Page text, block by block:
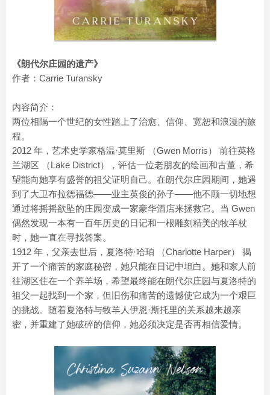
《朗代尔庄园的遗产》
作者：Carrie Turansky
内容简介：
两位相隔一个世纪的女性踏上了治愈、信仰、宽恕和浪漫的旅
程。
2012 年，艺术史学家格温·莫里斯 （Gwen Morris） 前往英格
兰湖区 （Lake District），评估一位老朋友的绘画和古董，希
望能向她享有盛誉的祖父证明自己。在朗代尔庄园期间，她遇
到了大卫布拉德福德——业主英俊的孙子——他不顾一切地想
通过将摇摇欲坠的庄园变成一家豪华酒店来拯救它。当 Gwen
偶然发现一本有一百年历史的日记和一根雕刻精美的牧羊杖
时，她一直在寻找答案。
1912 年，父亲去世后，夏洛特·哈珀 （Charlotte Harper） 揭
开了一个痛苦的家庭秘密，她只能在日记中坦白。她和家人前
往湖区住在一个养羊场，希望最终能在朗代尔庄园与夏洛特的
祖父一起找到一个家，但旧伤和痛苦的遗憾使它成为一个艰巨
的挑战。随着夏洛特与牧羊人伊恩·斯托里的关系越来越亲
密，并重建了她破碎的信仰，她必须决定是否再相信爱情。